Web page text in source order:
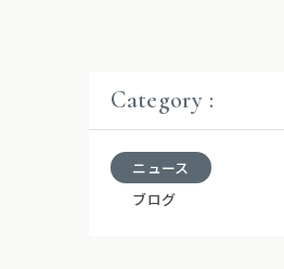
Category :
ニュース
ブログ